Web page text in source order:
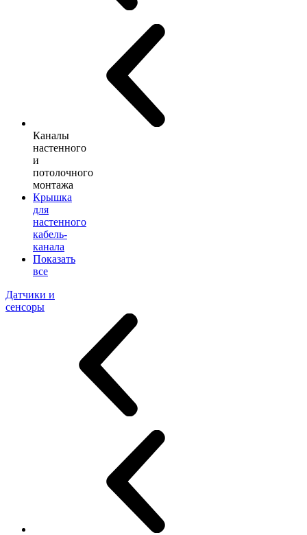
Каналы
настенного
и
потолочного
монтажа
Крышка
для
настенного
кабель-
канала
Показать
все
Датчики и
сенсоры